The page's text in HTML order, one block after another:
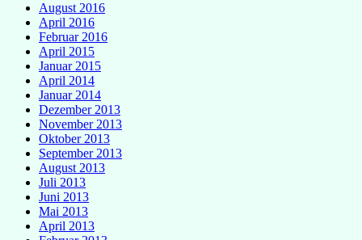
August 2016
April 2016
Februar 2016
April 2015
Januar 2015
April 2014
Januar 2014
Dezember 2013
November 2013
Oktober 2013
September 2013
August 2013
Juli 2013
Juni 2013
Mai 2013
April 2013